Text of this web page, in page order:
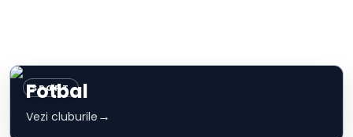
SPORT
Fotbal
Vezi cluburile →